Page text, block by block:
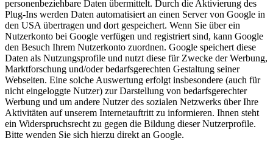
personenbeziehbare Daten übermittelt. Durch die Aktivierung des
Plug-Ins werden Daten automatisiert an einen Server von Google in
den USA übertragen und dort gespeichert. Wenn Sie über ein
Nutzerkonto bei Google verfügen und registriert sind, kann Google
den Besuch Ihrem Nutzerkonto zuordnen. Google speichert diese
Daten als Nutzungsprofile und nutzt diese für Zwecke der Werbung,
Marktforschung und/oder bedarfsgerechten Gestaltung seiner
Webseiten. Eine solche Auswertung erfolgt insbesondere (auch für
nicht eingeloggte Nutzer) zur Darstellung von bedarfsgerechter
Werbung und um andere Nutzer des sozialen Netzwerks über Ihre
Aktivitäten auf unserem Internetauftritt zu informieren. Ihnen steht
ein Widerspruchsrecht zu gegen die Bildung dieser Nutzerprofile.
Bitte wenden Sie sich hierzu direkt an Google.